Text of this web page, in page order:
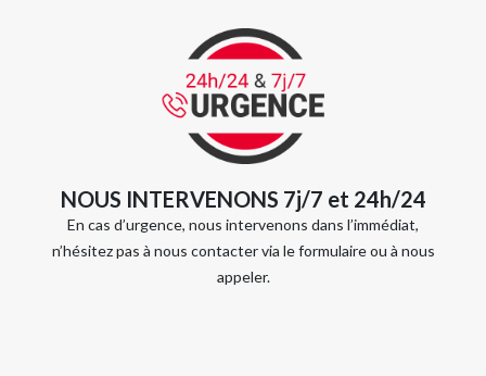
NOUS INTERVENONS 7j/7 et 24h/24
En cas d’urgence, nous intervenons dans l’immédiat,
n’hésitez pas à nous contacter via le formulaire ou à nous
appeler.